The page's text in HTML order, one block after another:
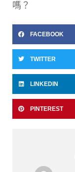
嗎？
FACEBOOK
TWITTER
LINKEDIN
PINTEREST